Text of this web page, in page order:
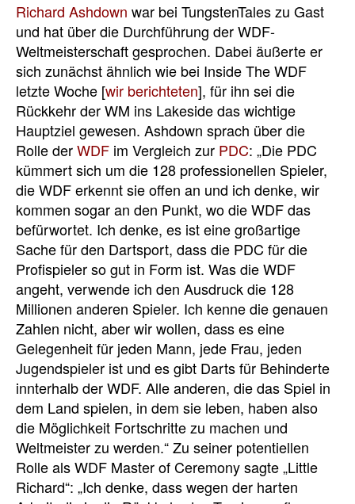
Richard Ashdown war bei TungstenTales zu Gast
und hat über die Durchführung der WDF-
Weltmeisterschaft gesprochen. Dabei äußerte er
sich zunächst ähnlich wie bei Inside The WDF
letzte Woche [wir berichteten], für ihn sei die
Rückkehr der WM ins Lakeside das wichtige
Hauptziel gewesen. Ashdown sprach über die
Rolle derWDF im Vergleich zur PDC: „Die PDC
kümmert sich um die 128 professionellen Spieler,
die WDF erkennt sie offen an und ich denke, wir
kommen sogar an den Punkt, wo die WDF das
befürwortet. Ich denke, es ist eine großartige
Sache für den Dartsport, dass die PDC für die
Profispieler so gut in Form ist. Was die WDF
angeht, verwende ich den Ausdruck die 128
Millionen anderen Spieler. Ich kenne die genauen
Zahlen nicht, aber wir wollen, dass es eine
Gelegenheit für jeden Mann, jede Frau, jeden
Jugendspieler ist und es gibt Darts für Behinderte
innterhalb der WDF. Alle anderen, die das Spiel in
dem Land spielen, in dem sie leben, haben also
die Möglichkeit Fortschritte zu machen und
Weltmeister zu werden.“ Zu seiner potentiellen
Rolle als WDF Master of Ceremony sagte „Little
Richard“: „Ich denke, dass wegen der harten